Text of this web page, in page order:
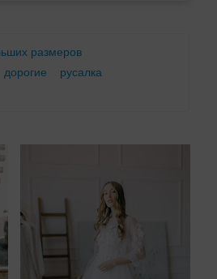
размеров
дорогие
русалка